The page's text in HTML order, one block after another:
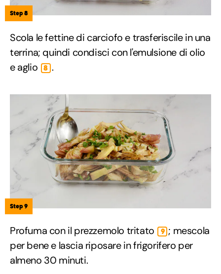
Step 8
Scola le fettine di carciofo e trasferiscile in una
terrina; quindi condisci con l'emulsione di olio
e aglio
8 .
Step 9
Profuma con il prezzemolo tritato 9 ; mescola
per bene e lascia riposare in frigorifero per
almeno 30 minuti.